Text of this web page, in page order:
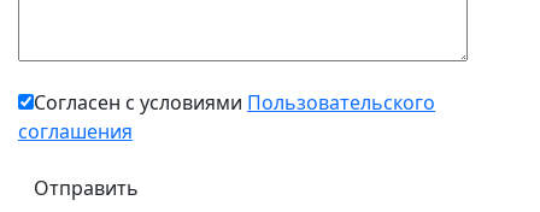
Согласен с условиями Пользовательского
соглашения